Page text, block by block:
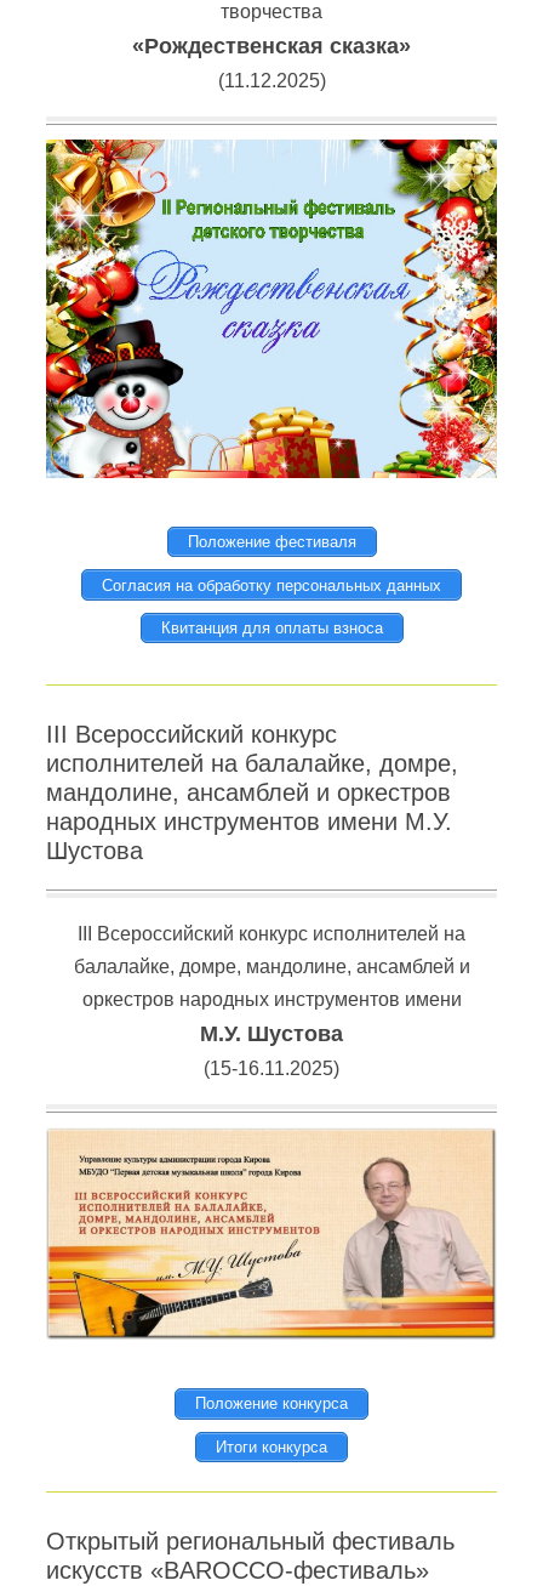
творчества
«Рождественская сказка»
(11.12.2025)
Положение фестиваля
Согласия на обработку персональных данных
Квитанция для оплаты взноса
III Всероссийский конкурс
исполнителей на балалайке, домре,
мандолине, ансамблей и оркестров
народных инструментов имени М.У.
Шустова
III Всероссийский конкурс исполнителей на
балалайке, домре, мандолине, ансамблей и
оркестров народных инструментов имени
М.У. Шустова
(15-16.11.2025)
Положение конкурса
Итоги конкурса
Открытый региональный фестиваль
искусств «BAROCCO-фестиваль»